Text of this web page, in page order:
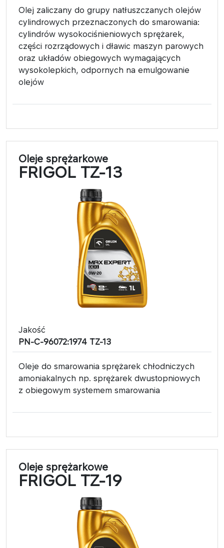
Olej zaliczany do grupy natłuszczanych olejów
cylindrowych przeznaczonych do smarowania:
cylindrów wysokociśnieniowych sprężarek,
części rozrządowych i dławic maszyn parowych
oraz układów obiegowych wymagających
wysokolepkich, odpornych na emulgowanie
olejów
Oleje sprężarkowe
FRIGOL TZ-13
Jakość
PN-C-96072:1974 TZ-13
Oleje do smarowania sprężarek chłodniczych
amoniakalnych np. sprężarek dwustopniowych
z obiegowym systemem smarowania
Oleje sprężarkowe
FRIGOL TZ-19